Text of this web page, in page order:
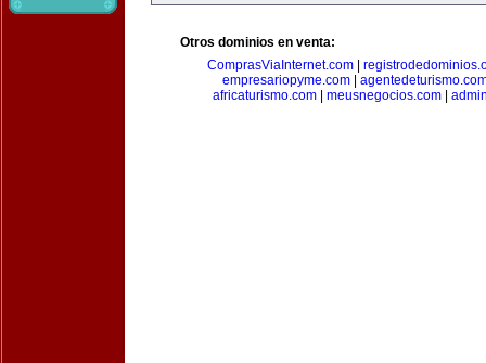
Otros dominios en venta:
ComprasViaInternet.com
empresariopyme.com|
africaturismo.com
meusnegocios.com